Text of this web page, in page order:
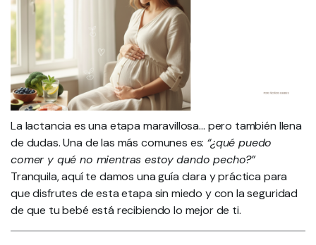
La lactancia es una etapa maravillosa… pero también llena
de dudas. Una de las más comunes es: “¿qué puedo
comer y qué no mientras estoy dando pecho?”
Tranquila, aquí te damos una guía clara y práctica para
que disfrutes de esta etapa sin miedo y con la seguridad
de que tu bebé está recibiendo lo mejor de ti.